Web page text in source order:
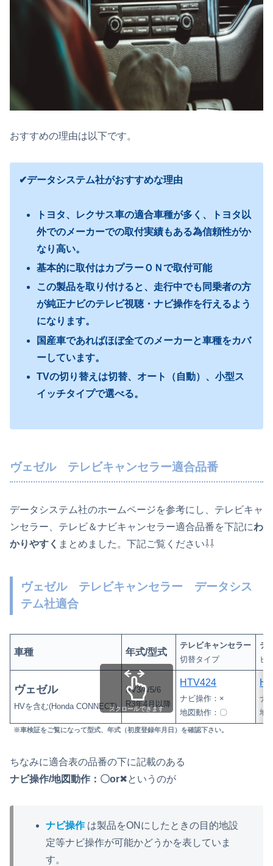
おすすめの理由は以下です。
✔データシステム社がおすすめな理由
トヨタ、レクサス車の適合車種が多く、トヨタ以
外でのメーカーでの取付実績もある為信頼性がか
なり高い。
基本的に取付はカプラーＯＮで取付可能
この製品を取り付けると、走行中でも同乗者の方
が純正ナビのテレビ視聴・ナビ操作を行えるよう
になります。
国産車であればほぼ全てのメーカーと車種をカバ
ーしています。
TVの切り替えは切替、オート（自動）、小型ス
イッチタイプで選べる。
ヴェゼル テレビキャンセラー適合品番
データシステム社のホームページを参考にし、テレビキャ
ンセラー、テレビ＆ナビキャンセラー適合品番を下記にわ
かりやすく まとめました。下記ご覧ください⇩⇩
ヴェゼル テレビキャンセラー データシス
テム社適合
車種 年式/型式
テレビキャンセラー
切替タイプ
テ
ビ
ヴェゼル
HVを含む(Honda CONNECT)
RV3/4/5/6
R3年4月以降
HTV424
ナビ操作：×
地図動作：〇
ナ
地
スクロールできます
※車検証をご覧になって型式、年式（初度登録年月日）を確認下さい。
ちなみに適合表の品番の下に記載のある
ナビ操作/地図動作：〇or✖というのが
ナビ操作 は製品をONにしたときの目的地設
定等ナビ操作が可能かどうかを表していま
す。